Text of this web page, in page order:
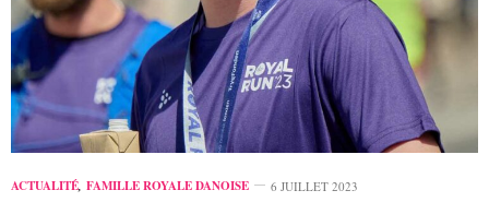
ACTUALITÉ, FAMILLE ROYALE DANOISE 6 JUILLET 2023